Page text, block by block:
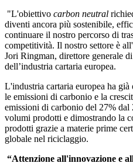
"L'obiettivo carbon neutral
diventi ancora più sostenibile,
continuare il nostro percorso di
competitività. Il nostro settore è
Jori Ringman, direttore generale
dell’industria cartaria europea.
L'industria cartaria europea ha
le emissioni di carbonio e la
emissioni di carbonio del 27%
volumi prodotti e dimostrando la
prodotti grazie a materie prime
globale nel riciclaggio.
“Attenzione all'innovazione e